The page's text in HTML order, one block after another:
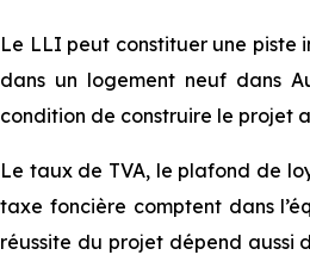
Le LLI peut constituer une piste
dans un logement neuf dans
condition de construire le projet
Le taux de TVA, le plafond de
taxe foncière comptent dans
réussite du projet dépend aussi